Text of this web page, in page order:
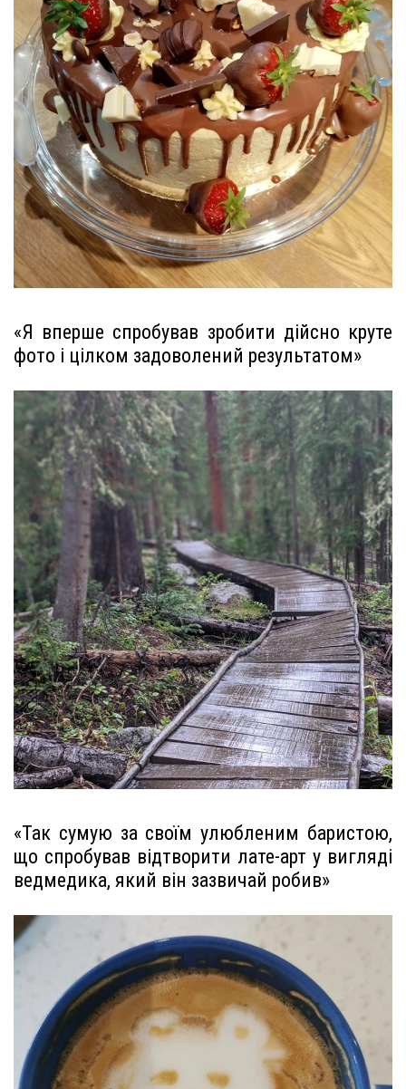
«Я вперше спробував зробити дійсно круте
фото і цілком задоволений результатом»
«Так сумую за своїм улюбленим баристою,
що спробував відтворити лате-арт у вигляді
ведмедика, який він зазвичай робив»